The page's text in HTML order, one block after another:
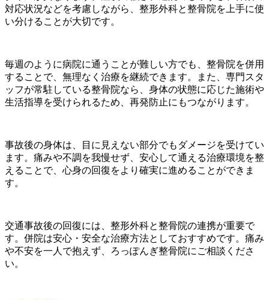
対応状況などを考慮しながら、整形外科と整骨院を上手に使
い分けることが大切です。
毎週のように病院に通うことが難しい方でも、整骨院を併用
することで、無理なく治療を継続できます。また、専門スタ
ッフが常駐している整骨院なら、身体の状態に応じた施術や
生活指導を受けられるため、再発防止にもつながります。
事故後の身体は、目に見えない部分でもダメージを受けてい
ます。痛みや不調を我慢せず、安心して通える治療環境を整
えることで、心身の回復をより確実に進めることができま
す。
交通事故後の回復には、整形外科と整骨院の連携が重要で
す。併院は安心・安全な治療方法としておすすめです。痛み
や不安を一人で抱えず、ろっぽんぎ整骨院にご相談くださ
い。